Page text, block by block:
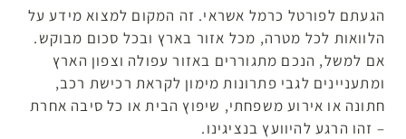
הגעתם לפורטל כרמל אשראי. זה המקום למצוא מידע על
הלוואות לכל מטרה, מכל אזור בארץ ובכל סכום מבוקש.
אם למשל, הנכם מתגוררים באזור עפולה וצפון הארץ
ומתעניינים לגבי פתרונות מימון לקראת רכישת רכב,
חתונה או אירוע משפחתי, שיפוץ הבית או כל סיבה אחרת
– זהו הרגע להיוועץ בנציגינו.